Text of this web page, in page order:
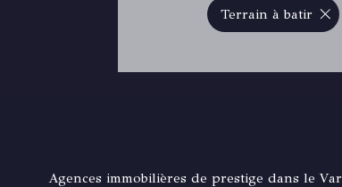
Terrain à batir
Agences immobilières de prestige dans le Var